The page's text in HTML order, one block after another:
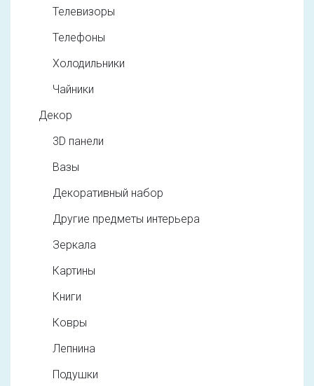
Телевизоры
Телефоны
Холодильники
Чайники
Декор
3D панели
Вазы
Декоративный набор
Другие предметы интерьера
Зеркала
Картины
Книги
Ковры
Лепнина
Подушки